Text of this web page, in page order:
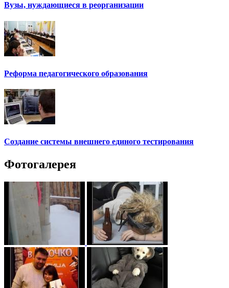
Вузы, нуждающиеся в реорганизации
Реформа педагогического образования
Создание системы внешнего единого тестирования
Фотогалерея